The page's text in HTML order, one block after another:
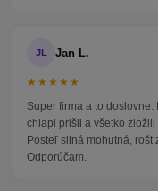
JL Jan L.
★★★★★
Super firma a to
chlapi prišli a všetko
Posteľ silná mohutná, rošt
Odporúčam.